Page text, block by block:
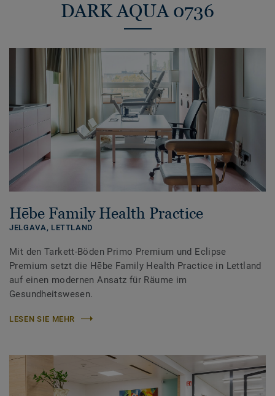
DARK AQUA 0736
Hēbe Family Health Practice
JELGAVA, LETTLAND
Mit den Tarkett-Böden Primo Premium und Eclipse
Premium setzt die Hēbe Family Health Practice in Lettland
auf einen modernen Ansatz für Räume im
Gesundheitswesen.
LESEN SIE MEHR